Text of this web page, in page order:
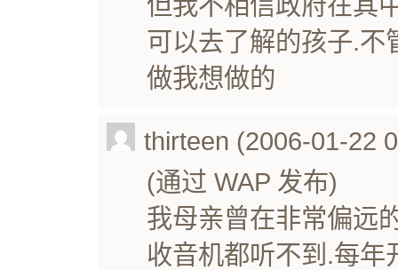
可以去了解的孩子.不
做我想做的
thirteen (2006-01-22
(通过 WAP 发布)
我母亲曾在非常偏远
收音机都听不到.每年